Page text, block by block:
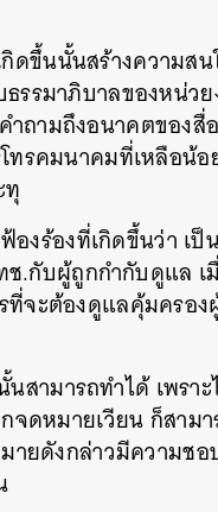
ขึ้นนั้นสร้างความส
ธรรมาภิบาลของหน่
ถามถึงอนาคตของสื่
รคมนาคมที่เหลือน้
ร้องที่เกิดขึ้นว่า เป็
กับผู้ถูกกำกับดูแล เ
จะต้องดูแลคุ้มครอ
สามารถทำได้ เพรา
จดหมายเวียน ก็สา
ายดังกล่าวมีความช